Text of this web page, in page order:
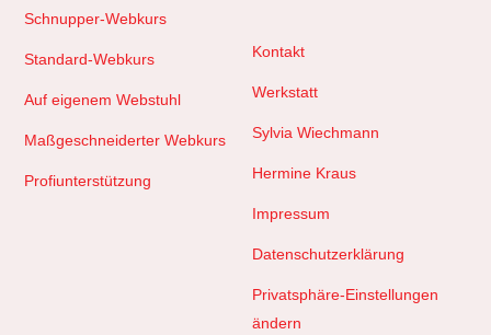
Schnupper-Webkurs
Standard-Webkurs
Auf eigenem Webstuhl
Maßgeschneiderter Webkurs
Profiunterstützung
Kontakt
Werkstatt
Sylvia Wiechmann
Hermine Kraus
Impressum
Datenschutzerklärung
Privatsphäre-Einstellungen
ändern